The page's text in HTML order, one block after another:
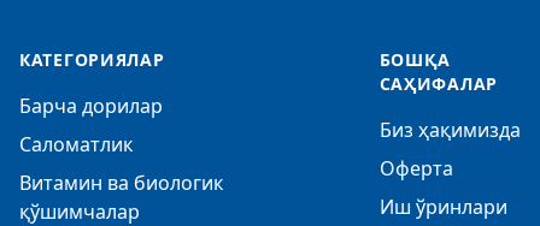
КАТЕГОРИЯЛАР
Барча дорилар
Саломатлик
Витамин ва биологик
қўшимчалар
БОШҚА
САҲИФАЛАР
Биз ҳақимизда
Оферта
Иш ўринлари